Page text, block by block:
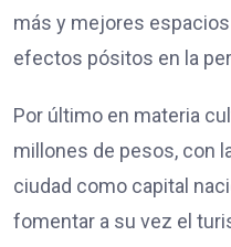
más y mejores
efectos pósitos en la
Por último en materia
millones de pesos, con
ciudad como capital
fomentar a su vez el